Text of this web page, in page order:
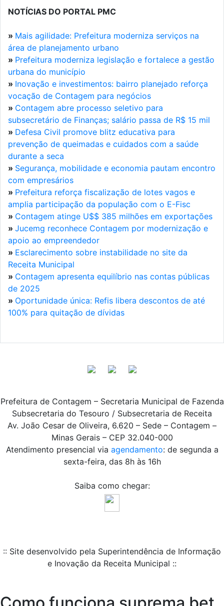
NOTÍCIAS DO PORTAL PMC
» Mais agilidade: Prefeitura moderniza serviços na
área de planejamento urbano
» Prefeitura moderniza legislação e fortalece a gestão
urbana do município
» Inovação e investimentos: bairro planejado reforça
vocação de Contagem para negócios
» Contagem abre processo seletivo para
subsecretário de Finanças; salário passa de R$ 15 mil
» Defesa Civil promove blitz educativa para
prevenção de queimadas e cuidados com a saúde
durante a seca
» Segurança, mobilidade e economia pautam encontro
com empresários
» Prefeitura reforça fiscalização de lotes vagos e
amplia participação da população com o E-Fisc
» Contagem atinge U$$ 385 milhões em exportações
» Jucemg reconhece Contagem por modernização e
apoio ao empreendedor
» Esclarecimento sobre instabilidade no site da
Receita Municipal
» Contagem apresenta equilíbrio nas contas públicas
de 2025
» Oportunidade única: Refis libera descontos de até
100% para quitação de dívidas
Prefeitura de Contagem – Secretaria Municipal de Fazenda
Subsecretaria do Tesouro / Subsecretaria de Receita
Av. João Cesar de Oliveira, 6.620 – Sede – Contagem –
Minas Gerais – CEP 32.040-000
Atendimento presencial via agendamento: de segunda a
sexta-feira, das 8h às 16h
Saiba como chegar:
:: Site desenvolvido pela Superintendência de Informação
e Inovação da Receita Municipal ::